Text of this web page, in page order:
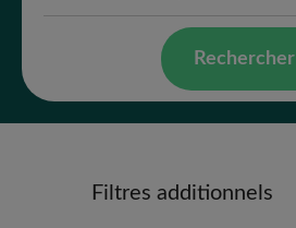
Rechercher
Filtres additionnels